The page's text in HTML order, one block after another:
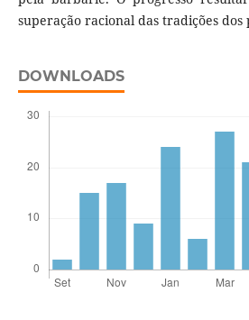
superação racional das tradições dos
DOWNLOADS